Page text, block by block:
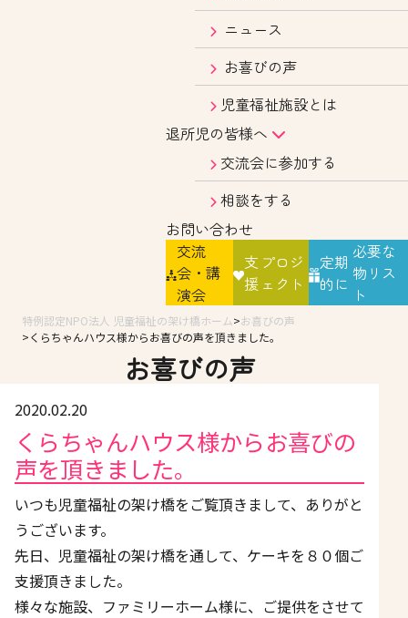
ニュース
お喜びの声
児童福祉施設とは
退所児の皆様へ
交流会に参加する
相談をする
お問い合わせ
交流
会・講
演会
支
援
プロジ
ェクト
定期
的に
必要な
物リス
ト
特例認定NPO法人 児童福祉の架け橋ホーム
お喜びの声
くらちゃんハウス様からお喜びの声を頂きました。
お喜びの声
2020.02.20
くらちゃんハウス様からお喜びの
声を頂きました。
いつも児童福祉の架け橋をご覧頂きまして、ありがと
うございます。
先日、児童福祉の架け橋を通して、ケーキを８０個ご
支援頂きました。
様々な施設、ファミリーホーム様に、ご提供をさせて